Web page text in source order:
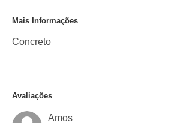
Mais Informações
Concreto
Avaliações
Amos